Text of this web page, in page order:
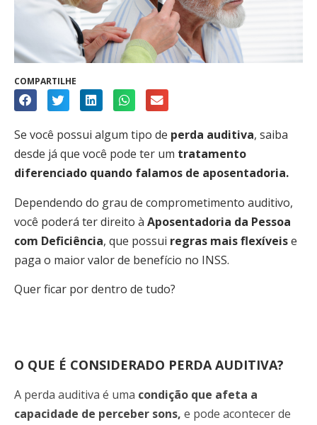
COMPARTILHE
Se você possui algum tipo de perda auditiva, saiba
desde já que você pode ter um tratamento
diferenciado quando falamos de aposentadoria.
Dependendo do grau de comprometimento auditivo,
você poderá ter direito à Aposentadoria da Pessoa
com Deficiência, que possui regras mais flexíveise
paga o maior valor de benefício no INSS.
Quer ficar por dentro de tudo?
O QUE É CONSIDERADO PERDA AUDITIVA?
A perda auditiva é uma condição que afeta a
capacidade de perceber sons, e pode acontecer de